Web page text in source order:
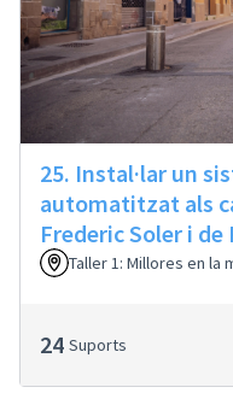
25. Instal·lar un
automatitzat als
Frederic Soler i de
Taller 1: Millores en la
24 Suports